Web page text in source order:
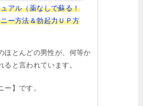
アル（薬なしで蘇る！
ー方法＆勃起力ＵＰ方
ほとんどの男性が、何等か
ると言われています。
ー】です。